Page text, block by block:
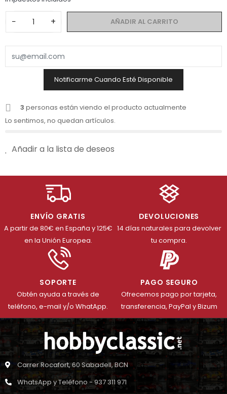
− + AÑADIR AL CARRITO
Notificarme Cuando Esté Disponible
3 personas están viendo el producto actualmente
Lo sentimos, no quedan artículos.
Añadir a la lista de deseos
ENVÍO GRATIS
A partir de 80€ en España y 125€
en la Unión Europea.
DEVOLUCIONES
14 días naturales para devolver
tu compra.
SOPORTE
Obtén ayuda a través de
teléfono, e-mail y/o WhatApp.
PAGO SEGURO
Ofrecemos pago por tarjeta,
transferencia, PayPal y Bizum
Carrer Rocafort, 60 Sabadell, BCN
WhatsApp y Teléfono - 937 311 971